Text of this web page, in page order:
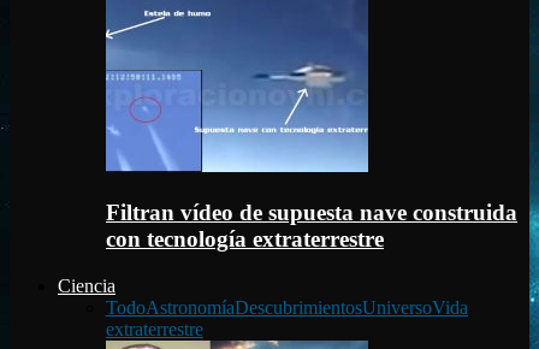
Filtran vídeo de supuesta nave construida
con tecnología extraterrestre
Ciencia
TodoAstronomíaDescubrimientosUniversoVida
extraterrestre